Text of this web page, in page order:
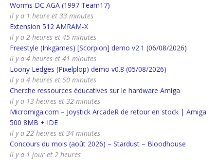
Worms DC AGA (1997 Team17)
il y a 1 heure et 33 minutes
Extension 512 AMRAM-X
il y a 2 heures et 45 minutes
Freestyle (Inkgames) [Scorpion] demo v2.1 (06/08/2026)
il y a 4 heures et 41 minutes
Loony Ledges (Pixelplop) demo v0.8 (05/08/2026)
il y a 4 heures et 50 minutes
Cherche ressources éducatives sur le hardware Amiga
il y a 13 heures et 32 minutes
Micromiga.com – Joystick ArcadeR de retour en stock | Amiga
500 8MB + IDE
il y a 22 heures et 34 minutes
Concours du mois (août 2026) – Stardust – Bloodhouse
il y a 1 jour et 2 heures